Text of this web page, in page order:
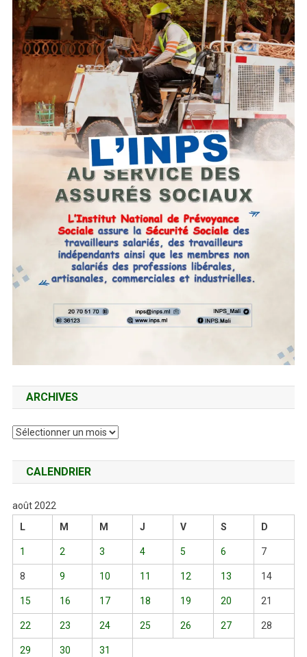
ARCHIVES
Archives
CALENDRIER
août 2022
L
M M J V S D
1 2 3 4 5 6 7
8 9 10 11 12 13 14
15 16 17 18 19 20 21
22 23 24 25 26 27 28
29 30 31